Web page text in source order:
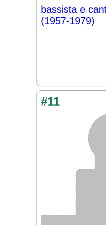
bassista e
(1957-1979)
#11